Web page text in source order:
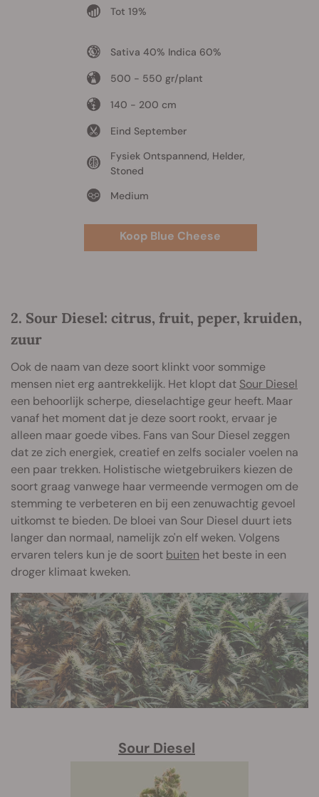
Tot 19%
Sativa 40% Indica 60%
500 - 550 gr/plant
140 - 200 cm
Eind September
Fysiek Ontspannend, Helder,
Stoned
Medium
Koop Blue Cheese
2. Sour Diesel: citrus, fruit, peper, kruiden,
zuur
Ook de naam van deze soort klinkt voor sommige
mensen niet erg aantrekkelijk. Het klopt dat Sour Diesel
een behoorlijk scherpe, dieselachtige geur heeft. Maar
vanaf het moment dat je deze soort rookt, ervaar je
alleen maar goede vibes. Fans van Sour Diesel zeggen
dat ze zich energiek, creatief en zelfs socialer voelen na
een paar trekken. Holistische wietgebruikers kiezen de
soort graag vanwege haar vermeende vermogen om de
stemming te verbeteren en bij een zenuwachtig gevoel
uitkomst te bieden. De bloei van Sour Diesel duurt iets
langer dan normaal, namelijk zo'n elf weken. Volgens
ervaren telers kun je de soort buiten het beste in een
droger klimaat kweken.
Sour Diesel